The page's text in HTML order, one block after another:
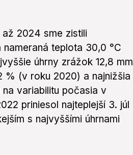
2024 sme zistili
teplota 30,0 °C
úhrny zrážok 12,8 mm
% (v roku 2020) a najnižšia
variabilitu počasia v
priniesol najteplejší 3. júl
s najvyššími úhrnami